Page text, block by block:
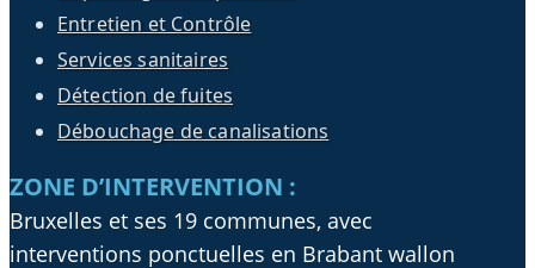
Entretien et Contrôle
Services sanitaires
Détection de fuites
Débouchage de canalisations
ZONE D’INTERVENTION :
Bruxelles et ses 19 communes, avec
interventions ponctuelles en Brabant wallon